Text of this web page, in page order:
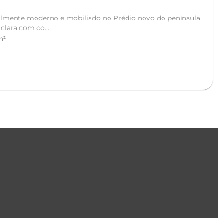
moderno e mobiliado no Prédio novo do península
com co...